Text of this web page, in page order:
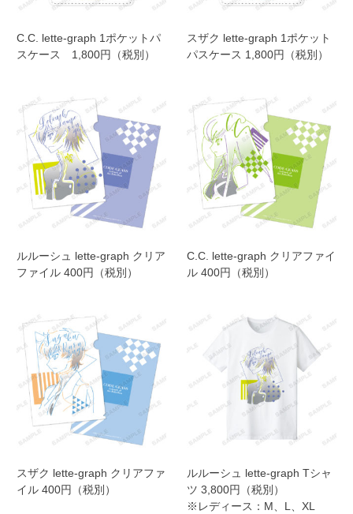
C.C. lette-graph 1ポケットパ
スケース 1,800円（税別）
スザク lette-graph 1ポケット
パスケース 1,800円（税別）
ルルーシュ lette-graph クリア
ファイル 400円（税別）
C.C. lette-graph クリアファイ
ル 400円（税別）
スザク lette-graph クリアファ
イル 400円（税別）
ルルーシュ lette-graph Tシャ
ツ 3,800円（税別）
※レディース：M、L、XL